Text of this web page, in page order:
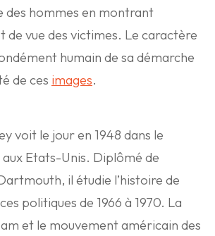
hommes en montrant
de vue des victimes. Le caractère
humain de sa démarche
de ces images.
voit le jour en 1948 dans le
aux Etats-Unis. Diplômé de
il étudie l’histoire de
politiques de 1966 à 1970. La
et le mouvement américain des